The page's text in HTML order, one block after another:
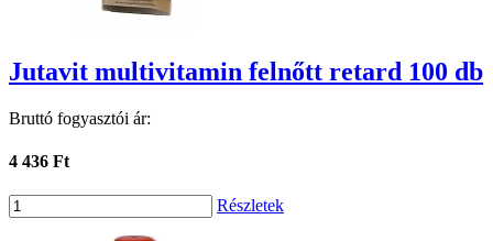
Jutavit multivitamin felnőtt retard 100 db
Bruttó fogyasztói ár:
4 436 Ft
Részletek